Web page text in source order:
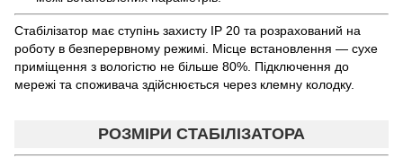
Стабілізатор має ступінь захисту IP 20 та розрахований на
роботу в безперервному режимі. Місце встановлення — сухе
приміщення з вологістю не більше 80%. Підключення до
мережі та споживача здійснюється через клемну колодку.
РОЗМІРИ СТАБІЛІЗАТОРА